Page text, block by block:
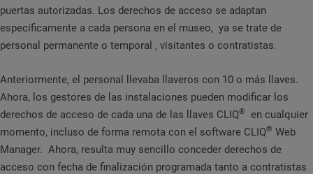
puertas autorizadas. Los derechos de acceso se adaptan
específicamente a cada persona en el museo, ya se trate de
personal permanente o temporal , visitantes o contratistas.
Anteriormente, el personal llevaba llaveros con 10 o más llaves.
Ahora, los gestores de las instalaciones pueden modificar los
derechos de acceso de cada una de las llaves CLIQ®
en cualquier
momento, incluso de forma remota con el software CLIQ® Web
Manager. Ahora, resulta muy sencillo conceder derechos de
acceso con fecha de finalización programada tanto a contratistas